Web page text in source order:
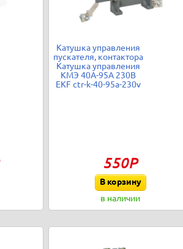
Катушка управления
пускателя, контактора
Катушка управления
КМЭ 40А-95А 230В
EKF ctr-k-40-95a-230v
550Р
В корзину
в наличии